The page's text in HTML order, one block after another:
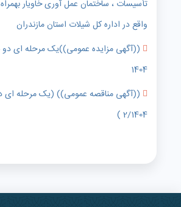
تأسیسات ، ساختمان عمل آوری خاویار
واقع در اداره کل شیلات استان مازندران
1404
((آگهی مناقصه عمومی)) (یک مرحله ای
2/1404 )